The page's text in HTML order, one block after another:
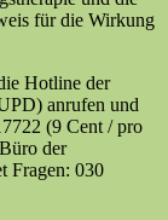
für die Wirkung
Hotline der
anrufen und
(9 Cent / pro
der
Fragen: 030